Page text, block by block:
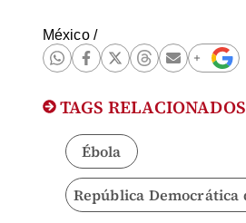
México/
TAGS
Ébola
República Democrática